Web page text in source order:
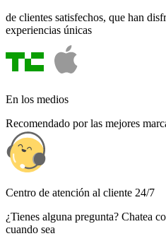
de clientes satisfechos, que han
experiencias únicas
En los medios
Recomendado por las mejores
Centro de atención al cliente 24/7
¿Tienes alguna pregunta? Chatea
cuando sea